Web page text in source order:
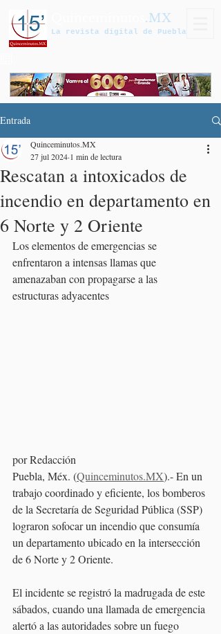
.MX
La revista digital de Puebla
Entrada
Rescatan a intoxicados de
incendio en departamento en
6 Norte y 2 Oriente
Quinceminutos.MX
27 jul 2024 1 min de lectura
Los elementos de emergencias se
enfrentaron a intensas llamas que
amenazaban con propagarse a las
estructuras adyacentes
por Redacción
Puebla, Méx. (Quinceminutos.MX).- En un
trabajo coordinado y eficiente, los bomberos
de la Secretaría de Seguridad Pública (SSP)
lograron sofocar un incendio que consumía
un departamento ubicado en la intersección
de 6 Norte y 2 Oriente.
El incidente se registró la madrugada de este
sábados, cuando una llamada de emergencia
alertó a las autoridades sobre un fuego